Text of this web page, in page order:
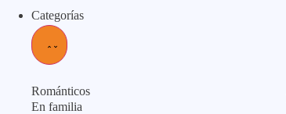
Categorías
Románticos
En familia